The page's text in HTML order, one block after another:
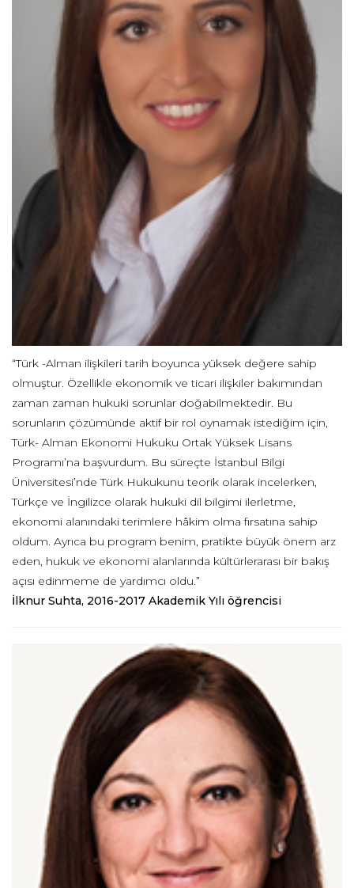
“Türk -Alman ilişkileri tarih boyunca yüksek değere sahip
olmuştur. Özellikle ekonomik ve ticari ilişkiler bakımından
zaman zaman hukuki sorunlar doğabilmektedir. Bu
sorunların çözümünde aktif bir rol oynamak istediğim için,
Türk- Alman Ekonomi Hukuku Ortak Yüksek Lisans
Programı’na başvurdum. Bu süreçte İstanbul Bilgi
Üniversitesi’nde Türk Hukukunu teorik olarak incelerken,
Türkçe ve İngilizce olarak hukuki dil bilgimi ilerletme,
ekonomi alanındaki terimlere hâkim olma fırsatına sahip
oldum. Ayrıca bu program benim, pratikte büyük önem arz
eden, hukuk ve ekonomi alanlarında kültürlerarası bir bakış
açısı edinmeme de yardımcı oldu.”
İlknur Suhta, 2016-2017 Akademik Yılı öğrencisi